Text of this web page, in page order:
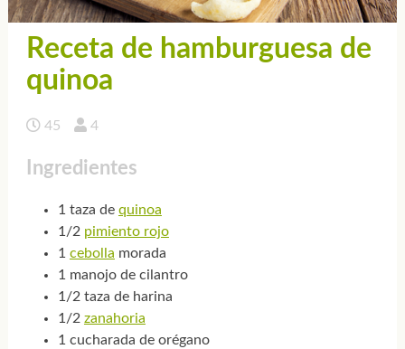
Receta de hamburguesa de
quinoa
45 4
Ingredientes
1 taza de quinoa
1/2 pimiento rojo
1 cebolla morada
1 manojo de cilantro
1/2 taza de harina
1/2 zanahoria
1 cucharada de orégano